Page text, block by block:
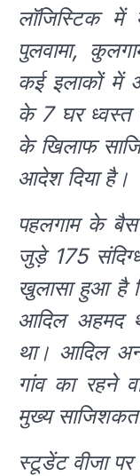
लॉजिस्टिक
पुलवामा,
कई इलाकों
के 7 घर ध्वस्त
के खिलाफ
आदेश दिया है।
पहलगाम के
जुड़े 175
खुलासा हुआ है
आदिल अहमद
था। आदिल
गांव का रहने
मुख्य
स्टूडेंट वीजा पर